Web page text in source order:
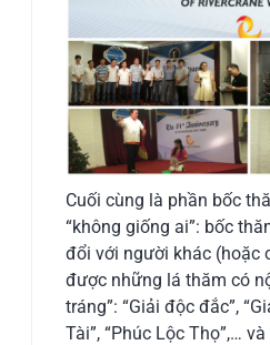
Cuối cùng là phần bốc
“không giống ai”: bốc
đổi với người khác (hoặc
được những lá thăm có
tráng”: “Giải độc đắc”,
Tài”, “Phúc Lộc Thọ”,…